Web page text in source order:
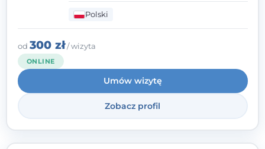
często przekonuje się o tym, że każdy z nas,
w tym Ty i ja, ma wpływ na swoje
szczęście. Należy uwierzyć w siebie i działać
w obranym kierunku.
Polski
od 300 zł/ wizyta
ONLINE
Umów wizytę
Zobacz profil